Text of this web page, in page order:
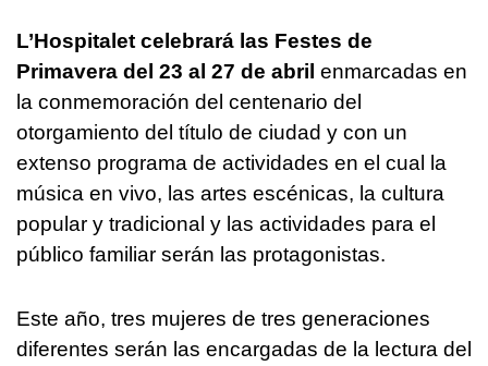
L’Hospitalet celebrará las Festes de
Primavera del 23 al 27 de abril enmarcadas en
la conmemoración del centenario del
otorgamiento del título de ciudad y con un
extenso programa de actividades en el cual la
música en vivo, las artes escénicas, la cultura
popular y tradicional y las actividades para el
público familiar serán las protagonistas.
Este año, tres mujeres de tres generaciones
diferentes serán las encargadas de la lectura del